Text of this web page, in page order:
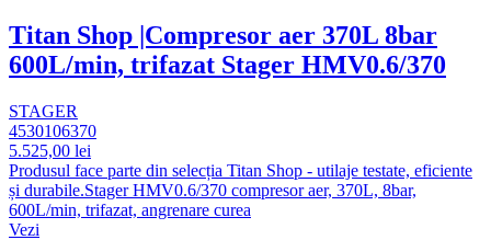
Titan Shop |Compresor aer 370L 8bar
600L/min, trifazat Stager HMV0.6/370
STAGER
4530106370
5.525,00 lei
Produsul face parte din selecția Titan Shop - utilaje testate, eficiente
și durabile.Stager HMV0.6/370 compresor aer, 370L, 8bar,
600L/min, trifazat, angrenare curea
Vezi